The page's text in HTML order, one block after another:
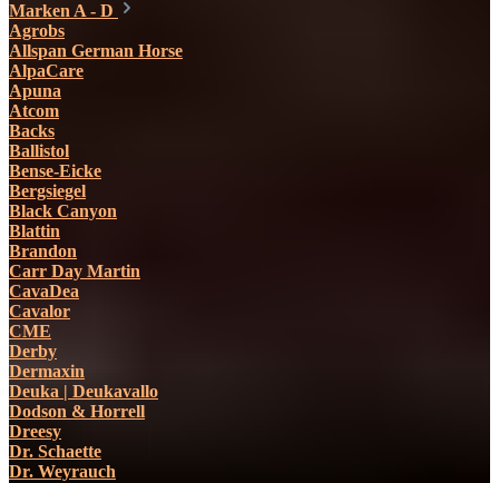
Marken A - D
Agrobs
Allspan German Horse
AlpaCare
Apuna
Atcom
Backs
Ballistol
Bense-Eicke
Bergsiegel
Black Canyon
Blattin
Brandon
Carr Day Martin
CavaDea
Cavalor
CME
Derby
Dermaxin
Deuka | Deukavallo
Dodson & Horrell
Dreesy
Dr. Schaette
Dr. Weyrauch